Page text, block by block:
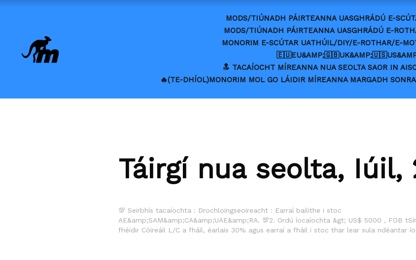
MODS/TIÚNADH PÁIRTEANNA UASGHRÁDÚ E-
MODS/TIÚNADH PÁIRTEANNA UASGHRÁDÚ E-
MONORIM E-SCÚTAR UATHÚIL/DIY/E-ROTHAR/E-
🔝 TACAÍOCHT MÍREANNA NUA SEOLTA SAOR IN
🔥(TE-DHÍOL)MONORIM MOL GO LÁIDIR MÍREANNA MARGADH
Táirgí nua seolta, Iúil,
💯 Seirbhís tacaíochta : Drochloingseoireacht : Earraí bailithe i stoc
AE&amp;SAM&amp;CA&amp;UAE&amp;RA. 💯2. Ordú íocaíochta &gt; US$ 5000 , FOB
fhéidir Cóireáil L/C a fháil, éarlais 30% agus earraí a fháil i stoc thar lear sula ndéantar